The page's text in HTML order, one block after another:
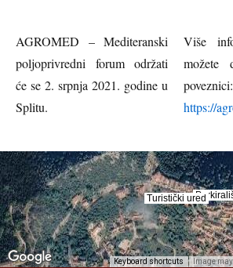
AGROMED – Mediteranski
poljoprivredni forum održati
će se 2. srpnja 2021. godine u
Splitu.
Više
možete
poveznici:
https://
Turistički ured
Turistički ured
Keyboard shortcuts Image